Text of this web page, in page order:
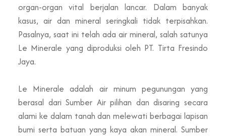
organ-organ vital berjalan lancar. Dalam banyak
kasus, air dan mineral seringkali tidak terpisahkan.
Pasalnya, saat ini telah ada air mineral, salah satunya
Le Minerale yang diproduksi oleh PT. Tirta Fresindo
Jaya.
Le Minerale adalah air minum pegunungan yang
berasal dari Sumber Air pilihan dan disaring secara
alami ke dalam tanah dan melewati berbagai lapisan
bumi serta batuan yang kaya akan mineral. Sumber